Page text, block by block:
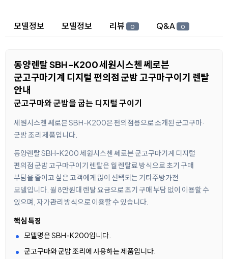
상세 정보
모델정보 모델정보 리뷰 0 Q&A 0
동양렌탈 SBH-K200 세원시스첸 쎄로븐
군고구마기계 디지털 편의점 군밤 고구마구이기 렌탈
안내
군고구마와 군밤을 굽는 디지털 구이기
세원시스첸 쎄로븐 SBH-K200은 편의점용으로 소개된 군고구마·
군밤 조리 제품입니다.
동양렌탈 SBH-K200 세원시스첸 쎄로븐 군고구마기계 디지털
편의점 군밤 고구마구이기 렌탈은 월 렌탈료 방식으로 초기 구매
부담을 줄이고 싶은 고객에게 많이 선택되는 기타주방가전
모델입니다. 월 8만원대 렌탈 요금으로 초기 구매 부담 없이 이용할 수
있으며, 자가관리 방식으로 이용할 수 있습니다.
핵심 특징
모델명은 SBH-K200입니다.
군고구마와 군밤 조리에 사용하는 제품입니다.